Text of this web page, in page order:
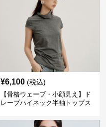
¥6,100 (税込)
【骨格ウェーブ・小顔見え】ド
レープハイネック半袖トップス